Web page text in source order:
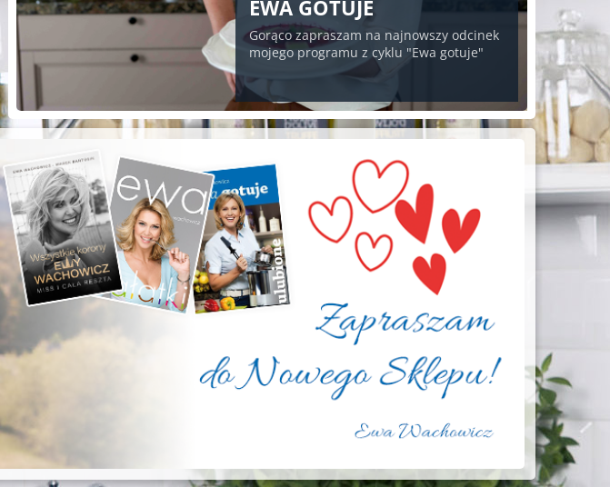
EWA GOTUJE
Gorąco zapraszam na najnowszy odcinek
mojego programu z cyklu "Ewa gotuje"